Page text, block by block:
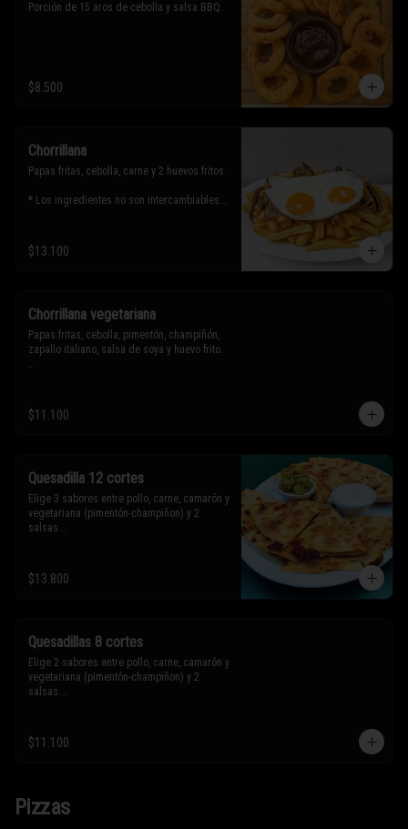
Porción de 15 aros de cebolla y salsa BBQ.
$8.500
Chorrillana
Papas fritas, cebolla, carne y 2 huevos fritos.
* Los ingredientes no son intercambiables.
$13.100
Chorrillana vegetariana
Papas fritas, cebolla, pimentón, champiñón,
zapallo italiano, salsa de soya y huevo frito.
Sólo puedes solicitar eliminar un
ingrediente.
$11.100
Quesadilla 12 cortes
Elige 3 sabores entre pollo, carne, camarón y
vegetariana (pimentón-champiñon) y 2
salsas.
* Los ingredientes no son intercambiables.
Sólo puedes solicitar eliminar un
$13.800
Quesadillas 8 cortes
Elige 2 sabores entre pollo, carne, camarón y
vegetariana (pimentón-champiñon) y 2
salsas.
* Los ingredientes no son intercambiables.
Sólo puedes solicitar eliminar un
$11.100
Pizzas